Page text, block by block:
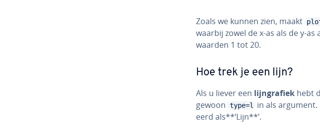
Zoals we kunnen zien, maakt
waarbij zowel de x-as als de y-
waarden 1 tot 20.
Hoe trek je een lijn?
Als u liever een lijn­gra­fiek hebt
gewoon type=l
in als
eerd als**‘Lijn**’.